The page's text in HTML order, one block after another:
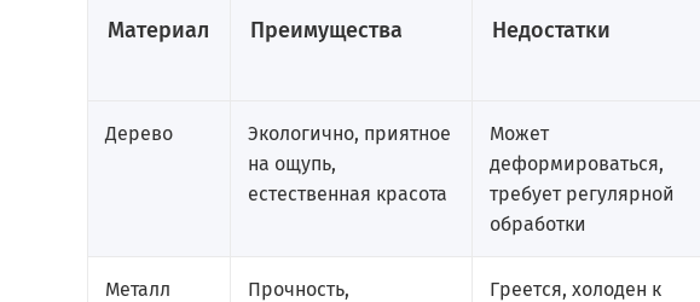
Материал Преимущества Недостатки
Дерево
Экологично, приятное
на ощупь,
естественная красота
Может
деформироваться,
требует регулярной
обработки
Металл
Прочность,
Греется, холоден к